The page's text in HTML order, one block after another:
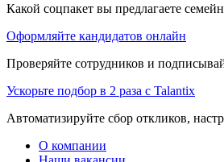
Какой соцпакет вы предлагаете
Оформляйте кандидатов онлайн
Проверяйте сотрудников и
Ускорьте подбор в 2 раза с Talantix
Автоматизируйте сбор откликов,
О компании